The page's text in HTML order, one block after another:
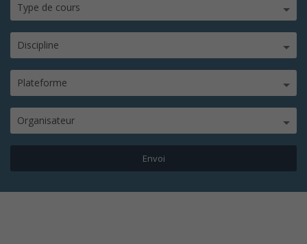
Type de cours
Discipline
Plateforme
Organisateur